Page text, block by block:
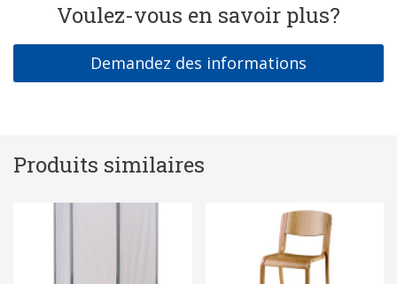
Voulez-vous en savoir plus?
Demandez des informations
Produits similaires